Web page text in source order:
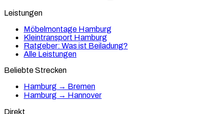
Leistungen
Möbelmontage Hamburg
Kleintransport Hamburg
Ratgeber: Was ist Beiladung?
Alle Leistungen
Beliebte Strecken
Hamburg → Bremen
Hamburg → Hannover
Direkt